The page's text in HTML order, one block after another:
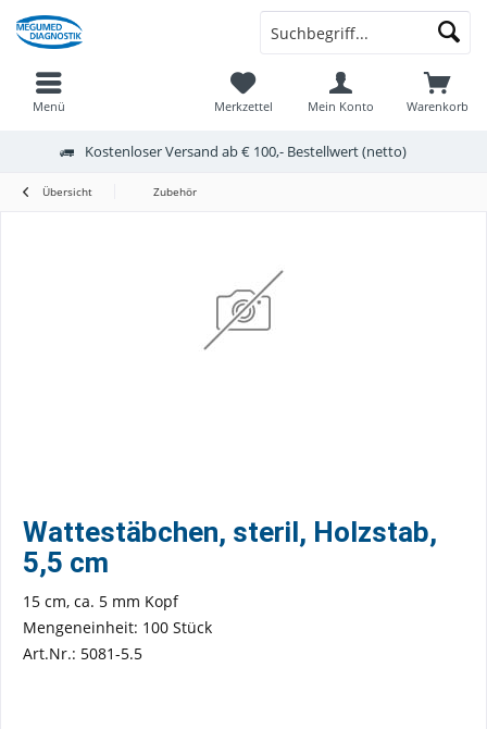
Kostenloser Versand ab € 100,- Bestellwert (netto)
Warenkorb
Merkzettel Mein Konto
Menü
Übersicht Zubehör
Wattestäbchen, steril, Holzstab,
5,5 cm
15 cm, ca. 5 mm Kopf
Mengeneinheit: 100 Stück
Art.Nr.: 5081-5.5